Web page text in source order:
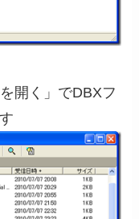
開く」でDBXフ